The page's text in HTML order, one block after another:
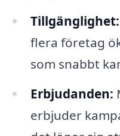
Tillgänglighet:
flera företag
som snabbt
Erbjudanden:
erbjuder